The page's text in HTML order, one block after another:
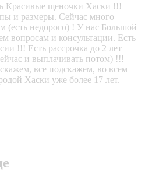
Красивые щеночки Хаски !!!
и размеры. Сейчас много
(есть недорого) ! У нас Большой
вопросам и консультации. Есть
!!! Есть рассрочка до 2 лет
и выплачивать потом) !!!
все подскажем, во всем
Хаски уже более 17 лет.